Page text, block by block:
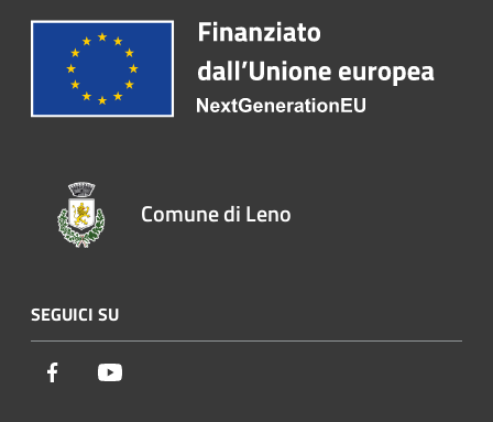
Comune di Leno
SEGUICI SU
Facebook